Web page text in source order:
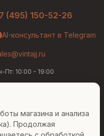
(495) 150-52-26
AI-консультант в Telegram
Пт: 10:00 - 19:00
cookies
магазина и анализа
Продолжая
помочь?